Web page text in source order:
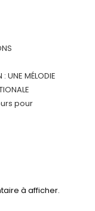
: UNE MÉLODIE
pour
à afficher.